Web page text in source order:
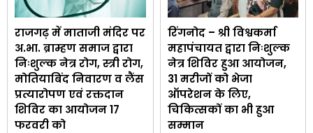
राजगढ़ में माताजी मंदिर पर
अ.भा. ब्राम्हण समाज द्वारा
निःशुल्क नेत्र रोग, स्त्री रोग,
मोतियाबिंद निवारण व लैंस
प्रत्यारोपण एवं रक्तदान
शिविर का आयोजन 17
फरवरी को
रिंगनोद – श्री विश्वकर्मा
महापंचायत द्वारा निःशुल्क
नेत्र शिविर हुआ आयोजन,
31 मरीजों को भेजा
ऑपरेशन के लिए,
चिकित्सकों का भी हुआ
सम्मान